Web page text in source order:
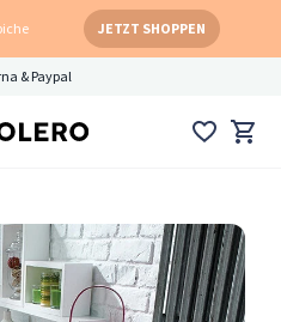
JETZT SHOPPEN
& Paypal